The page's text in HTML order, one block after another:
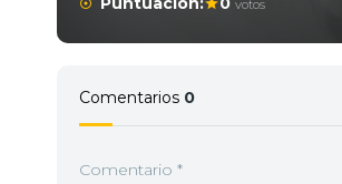
votos
Comentarios 0
Comentario *